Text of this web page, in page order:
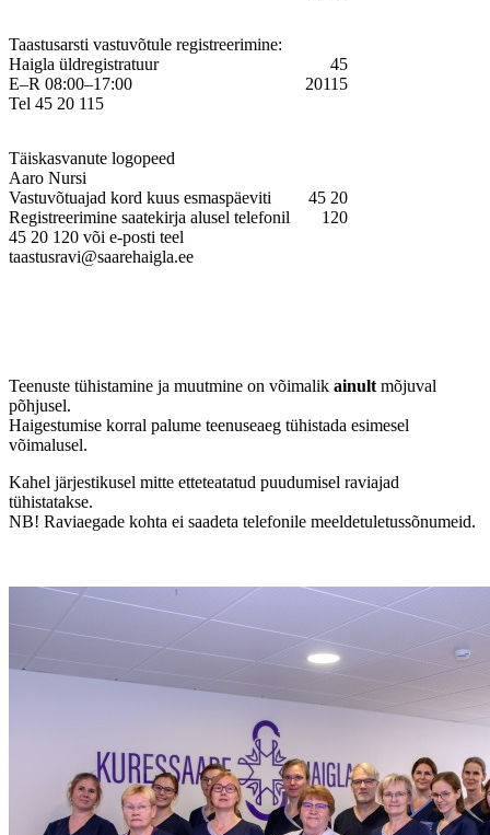
Taastusarsti vastuvõtule registreerimine:
Haigla üldregistratuur
E–R 08:00–17:00
Tel 45 20 115
45
20115
Täiskasvanute logopeed
Aaro Nursi
Vastuvõtuajad kord kuus esmaspäeviti
Registreerimine saatekirja alusel telefonil
45 20 120 või e-posti teel
taastusravi@saarehaigla.ee
45 20
120
Teenuste tühistamine ja muutmine on võimalik ainult mõjuval
põhjusel.
Haigestumise korral palume teenuseaeg tühistada esimesel
võimalusel.
Kahel järjestikusel mitte etteteatatud puudumisel raviajad
tühistatakse.
NB! Raviaegade kohta ei saadeta telefonile meeldetuletussõnumeid.